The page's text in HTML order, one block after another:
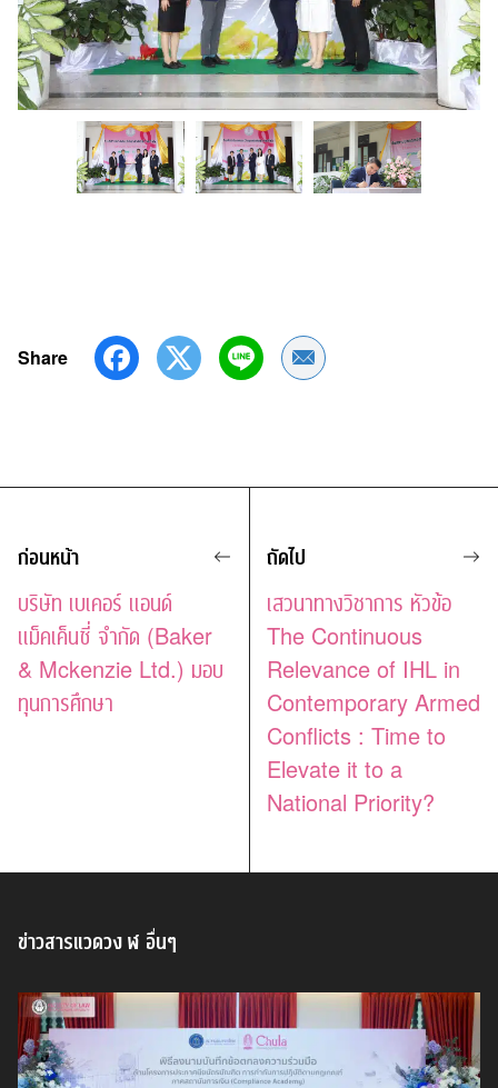
Share Share by Email
ก่อนหน้า
บริษัท เบเคอร์ แอนด์
แม็คเค็นซี่ จำกัด (Baker
& Mckenzie Ltd.) มอบ
ทุนการศึกษา
ถัดไป
เสวนาทางวิชาการ หัวข้อ
The Continuous
Relevance of IHL in
Contemporary Armed
Conflicts : Time to
Elevate it to a
National Priority?
ข่าวสารแวดวง ฬ อื่นๆ